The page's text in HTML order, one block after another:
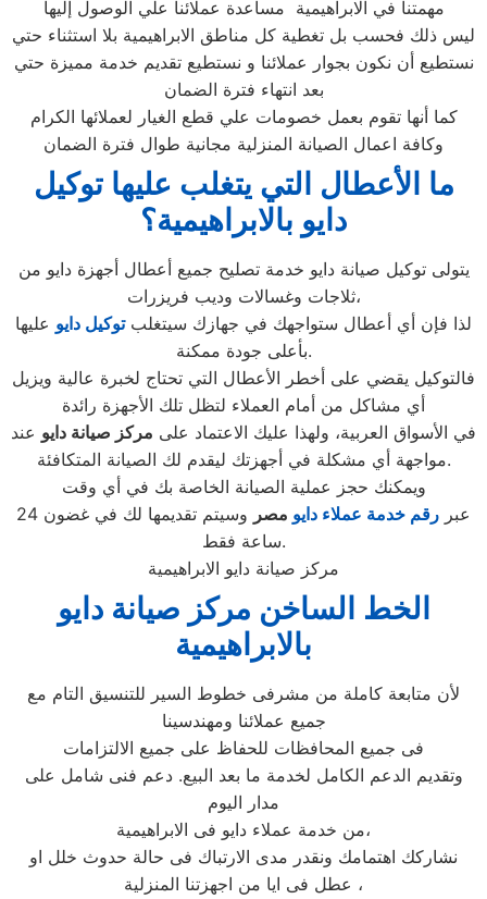
مهمتنا في الابراهيمية مساعدة عملائنا علي الوصول إليها
ليس ذلك فحسب بل تغطية كل مناطق الابراهيمية بلا استثناء حتي
نستطيع أن نكون بجوار عملائنا و نستطيع تقديم خدمة مميزة حتي
بعد انتهاء فترة الضمان
كما أنها تقوم بعمل خصومات علي قطع الغيار لعملائها الكرام
وكافة اعمال الصيانة المنزلية مجانية طوال فترة الضمان
ما الأعطال التي يتغلب عليها توكيل
دايو بالابراهيمية؟
يتولى توكيل صيانة دايو خدمة تصليح جميع أعطال أجهزة دايو من
ثلاجات وغسالات وديب فريزرات،
لذا فإن أي أعطال ستواجهك في جهازك سيتغلبتوكيل دايو عليها
بأعلى جودة ممكنة.
فالتوكيل يقضي على أخطر الأعطال التي تحتاج لخبرة عالية ويزيل
أي مشاكل من أمام العملاء لتظل تلك الأجهزة رائدة
في الأسواق العربية، ولهذا عليك الاعتماد على مركز صيانة دايو عند
مواجهة أي مشكلة في أجهزتك ليقدم لك الصيانة المتكافئة.
ويمكنك حجز عملية الصيانة الخاصة بك في أي وقت
عبر رقم خدمة عملاء دايو مصر
وسيتم تقديمها لك في غضون 24
ساعة فقط.
مركز صيانة دايو الابراهيمية
الخط الساخن مركز صيانة دايو
بالابراهيمية
لأن متابعة كاملة من مشرفى خطوط السير للتنسيق التام مع
جميع عملائنا ومهندسينا
فى جميع المحافظات للحفاظ على جميع الالتزامات
وتقديم الدعم الكامل لخدمة ما بعد البيع. دعم فنى شامل على
مدار اليوم
من خدمة عملاء دايو فى الابراهيمية،
نشاركك اهتمامك ونقدر مدى الارتباك فى حالة حدوث خلل او
عطل فى ايا من اجهزتنا المنزلية ،